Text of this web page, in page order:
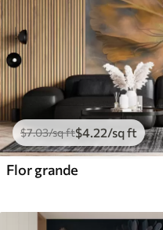
$7.03/sq ft$4.22/sq ft
Flor grande